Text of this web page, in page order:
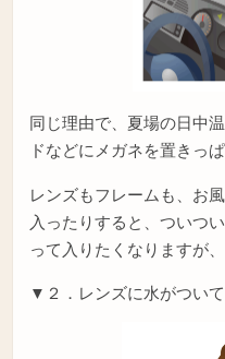
同じ理由で、夏場の日中
ドなどにメガネを置きっ
レンズもフレームも、お
入ったりすると、ついつ
って入りたくなりますが
▼２．レンズに水がつい